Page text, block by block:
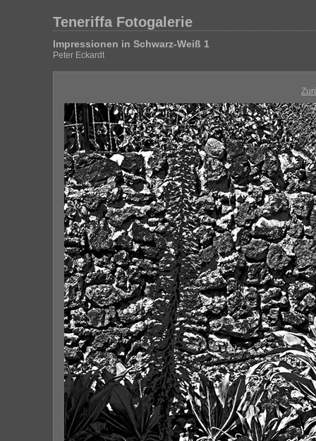
Teneriffa Fotogalerie
Impressionen in Schwarz-Weiß 1
Peter Eckardt